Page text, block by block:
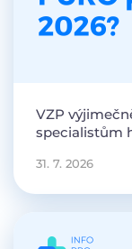
VZP
specialistům
31. 7. 2026